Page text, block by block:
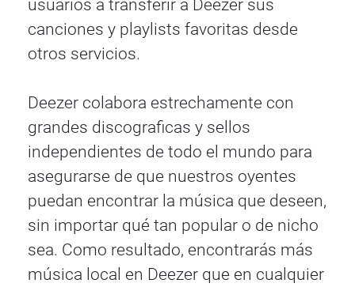
usuarios a transferir a Deezer sus
canciones y playlists favoritas desde
otros servicios.
Deezer colabora estrechamente con
grandes discograficas y sellos
independientes de todo el mundo para
asegurarse de que nuestros oyentes
puedan encontrar la música que deseen,
sin importar qué tan popular o de nicho
sea. Como resultado, encontrarás más
música local en Deezer que en cualquier